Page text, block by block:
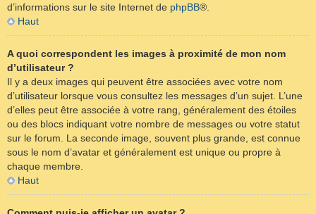
d’informations sur le site Internet de phpBB®.
Haut
A quoi correspondent les images à proximité de mon nom
d’utilisateur ?
Il y a deux images qui peuvent être associées avec votre nom
d’utilisateur lorsque vous consultez les messages d’un sujet. L’une
d’elles peut être associée à votre rang, généralement des étoiles
ou des blocs indiquant votre nombre de messages ou votre statut
sur le forum. La seconde image, souvent plus grande, est connue
sous le nom d’avatar et généralement est unique ou propre à
chaque membre.
Haut